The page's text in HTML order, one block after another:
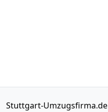
Stuttgart-Umzugsfirma.de